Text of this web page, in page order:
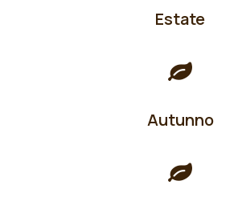
Estate
Autunno